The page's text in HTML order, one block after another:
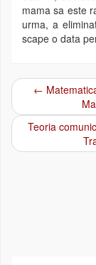
mama sa este
urma, a
scape o data
Post
←
Teoria